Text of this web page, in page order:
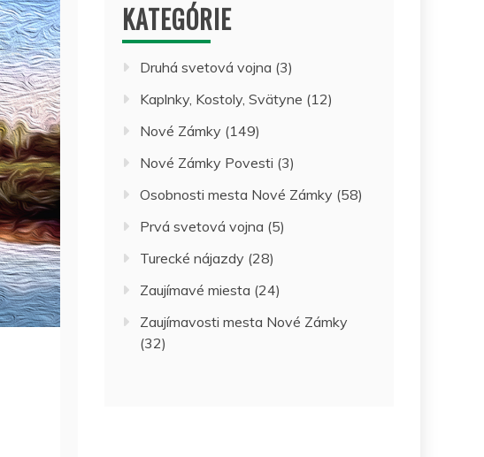
KATEGÓRIE
Druhá svetová vojna (3)
Kaplnky, Kostoly, Svätyne (12)
Nové Zámky (149)
Nové Zámky Povesti (3)
Osobnosti mesta Nové Zámky (58)
Prvá svetová vojna (5)
Turecké nájazdy (28)
Zaujímavé miesta (24)
Zaujímavosti mesta Nové Zámky
(32)